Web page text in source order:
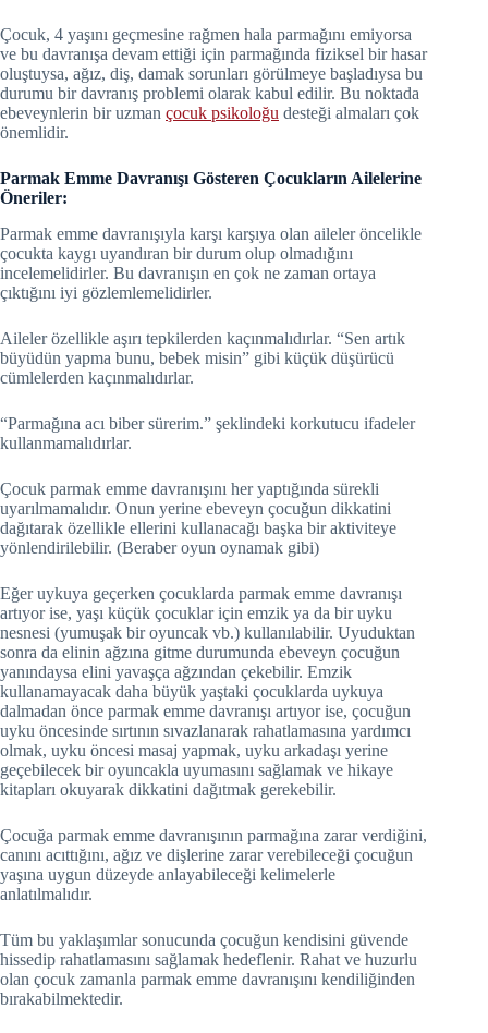
Çocuk, 4 yaşını geçmesine rağmen hala parmağını emiyorsa
ve bu davranışa devam ettiği için parmağında fiziksel bir hasar
oluştuysa, ağız, diş, damak sorunları görülmeye başladıysa bu
durumu bir davranış problemi olarak kabul edilir. Bu noktada
ebeveynlerin bir uzman çocuk psikoloğu desteği almaları çok
önemlidir.
Parmak Emme Davranışı Gösteren Çocukların Ailelerine
Öneriler:
Parmak emme davranışıyla karşı karşıya olan aileler öncelikle
çocukta kaygı uyandıran bir durum olup olmadığını
incelemelidirler. Bu davranışın en çok ne zaman ortaya
çıktığını iyi gözlemlemelidirler.
Aileler özellikle aşırı tepkilerden kaçınmalıdırlar. “Sen artık
büyüdün yapma bunu, bebek misin” gibi küçük düşürücü
cümlelerden kaçınmalıdırlar.
“Parmağına acı biber sürerim.” şeklindeki korkutucu ifadeler
kullanmamalıdırlar.
Çocuk parmak emme davranışını her yaptığında sürekli
uyarılmamalıdır. Onun yerine ebeveyn çocuğun dikkatini
dağıtarak özellikle ellerini kullanacağı başka bir aktiviteye
yönlendirilebilir. (Beraber oyun oynamak gibi)
Eğer uykuya geçerken çocuklarda parmak emme davranışı
artıyor ise, yaşı küçük çocuklar için emzik ya da bir uyku
nesnesi (yumuşak bir oyuncak vb.) kullanılabilir. Uyuduktan
sonra da elinin ağzına gitme durumunda ebeveyn çocuğun
yanındaysa elini yavaşça ağzından çekebilir. Emzik
kullanamayacak daha büyük yaştaki çocuklarda uykuya
dalmadan önce parmak emme davranışı artıyor ise, çocuğun
uyku öncesinde sırtının sıvazlanarak rahatlamasına yardımcı
olmak, uyku öncesi masaj yapmak, uyku arkadaşı yerine
geçebilecek bir oyuncakla uyumasını sağlamak ve hikaye
kitapları okuyarak dikkatini dağıtmak gerekebilir.
Çocuğa parmak emme davranışının parmağına zarar verdiğini,
canını acıttığını, ağız ve dişlerine zarar verebileceği çocuğun
yaşına uygun düzeyde anlayabileceği kelimelerle
anlatılmalıdır.
Tüm bu yaklaşımlar sonucunda çocuğun kendisini güvende
hissedip rahatlamasını sağlamak hedeflenir. Rahat ve huzurlu
olan çocuk zamanla parmak emme davranışını kendiliğinden
bırakabilmektedir.